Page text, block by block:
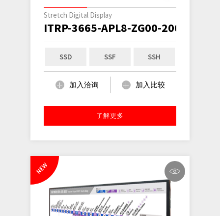
Stretch Digital Display
ITRP-3665-APL8-ZG00-2001
SSD SSF SSH
加入洽询 加入比较
了解更多
NEW